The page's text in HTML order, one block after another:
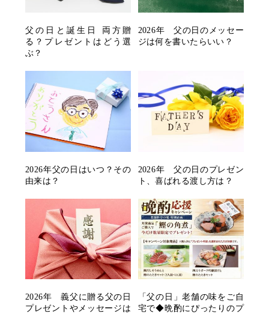
父の日と誕生日 両方贈
る？プレゼントはどう選
ぶ？
2026年 父の日のメッセー
ジは何を書いたらいい？
2026年父の日はいつ？その
由来は？
2026年 父の日のプレゼン
ト、喜ばれる渡し方は？
2026年 義父に贈る父の日
プレゼントやメッセージは
「父の日」老舗の味をご自
宅で◆晩酌にぴったりのプ